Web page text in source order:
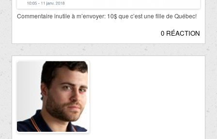
Commentaire inutile à m’envoyer: 10$ que c’est une fille de Québec!
0 RÉACTION